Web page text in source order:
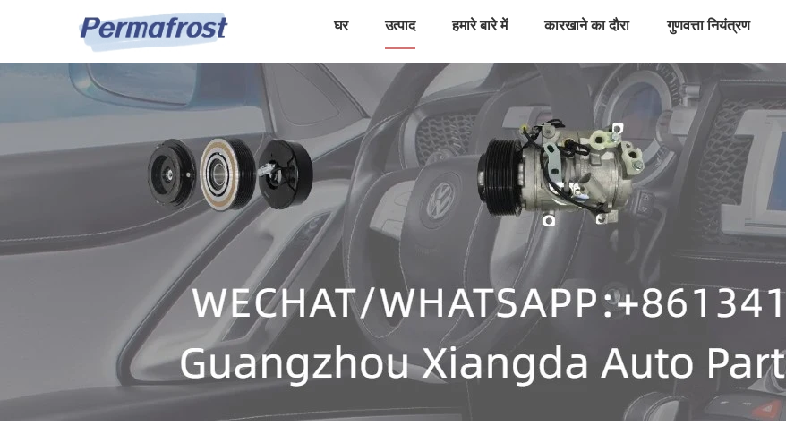
घर उत्पाद हमारे बारे में कारखाने का दौरा गुणवत्ता नियंत्रण